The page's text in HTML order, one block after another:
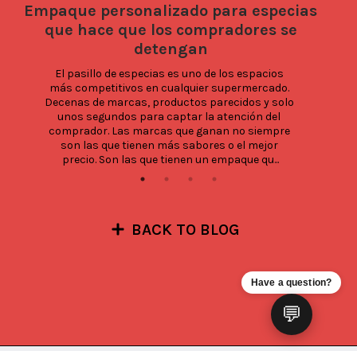
Empaque personalizado para especias
que hace que los compradores se
detengan
El pasillo de especias es uno de los espacios
más competitivos en cualquier supermercado.
Decenas de marcas, productos parecidos y solo
unos segundos para captar la atención del
comprador. Las marcas que ganan no siempre
son las que tienen más sabores o el mejor
precio. Son las que tienen un empaque qu...
BACK TO BLOG
Have a question?
💬